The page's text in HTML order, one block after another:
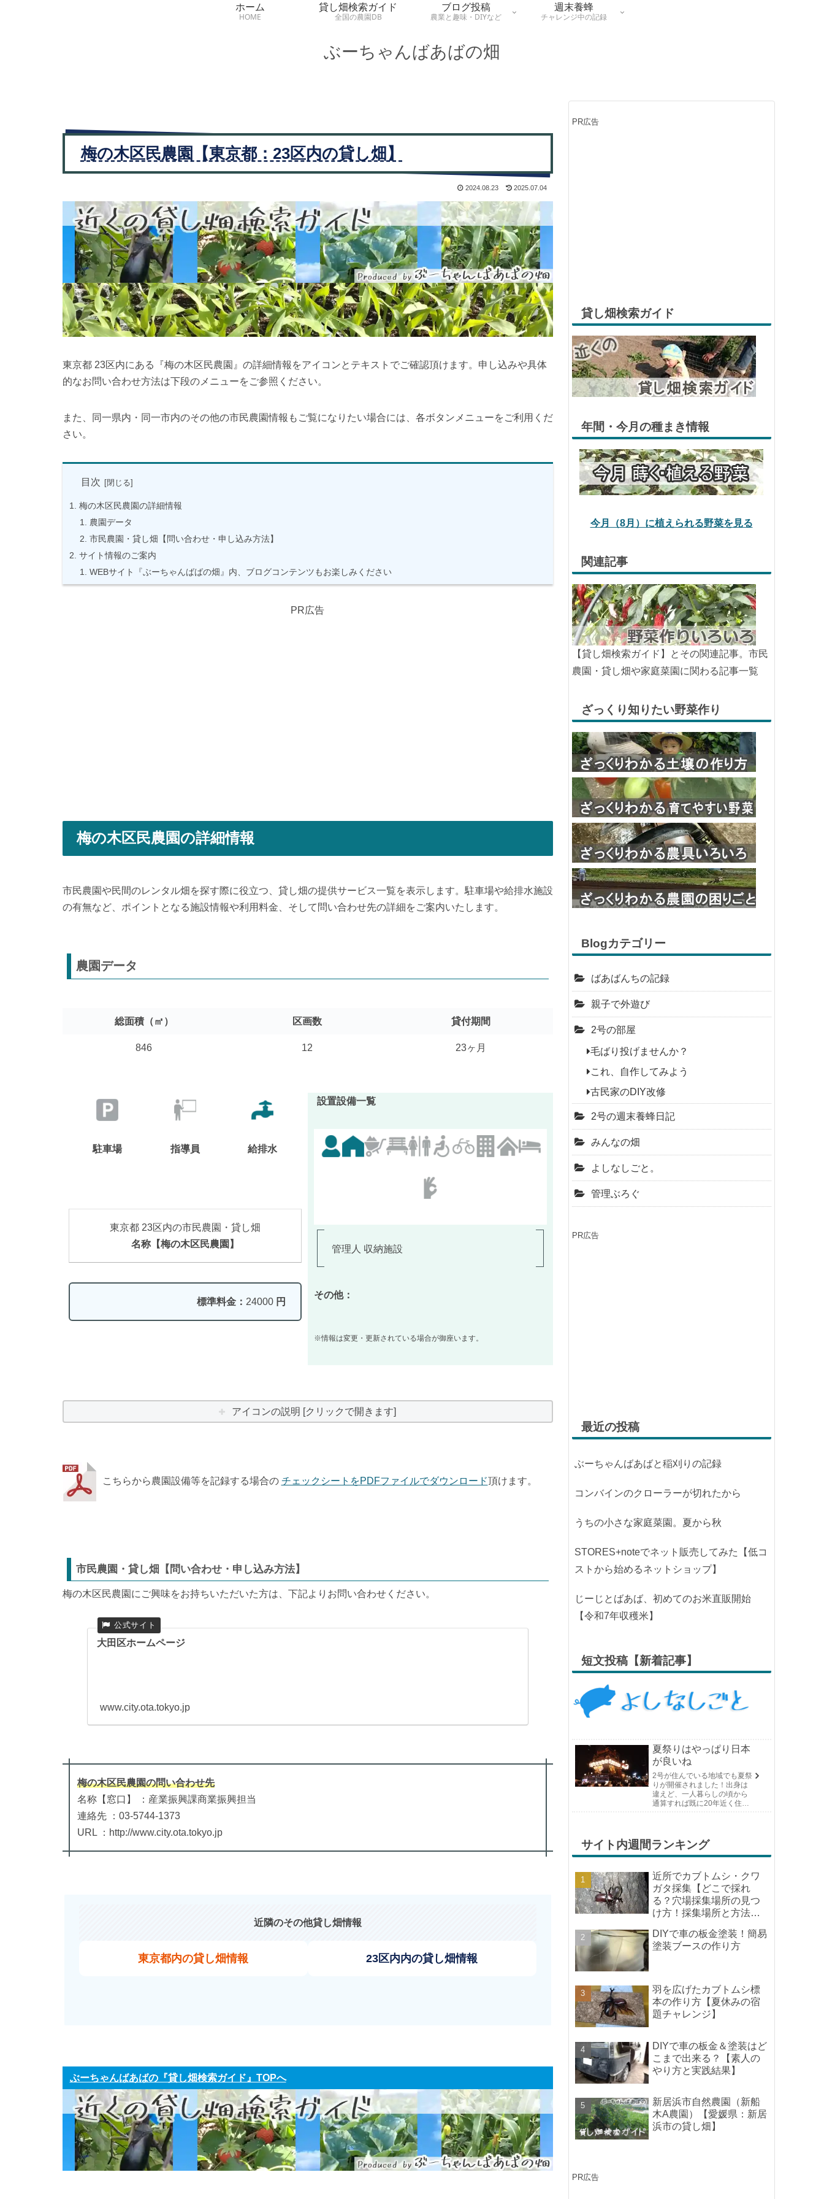
ぶーちゃんばあばの畑
ホーム
HOME
貸し畑検索ガイド
全国の農園DB
ブログ投稿
農業と趣味・DIYなど
週末養蜂
チャレンジ中の記録
梅の木区民農園【東京都：23区内の貸し畑】
2024.08.23 2025.07.04
東京都 23区内にある『梅の木区民農園』の詳細情報をアイコンとテキストでご確認頂けます。申し込みや具体
的なお問い合わせ方法は下段のメニューをご参照ください。
また、同一県内・同一市内のその他の市民農園情報もご覧になりたい場合には、各ボタンメニューをご利用くだ
さい。
目次
梅の木区民農園の詳細情報
農園データ
市民農園・貸し畑【問い合わせ・申し込み方法】
サイト情報のご案内
WEBサイト『ぶーちゃんばばの畑』内、ブログコンテンツもお楽しみください
PR広告
梅の木区民農園の詳細情報
市民農園や民間のレンタル畑を探す際に役立つ、貸し畑の提供サービス一覧を表示します。駐車場や給排水施設
の有無など、ポイントとなる施設情報や利用料金、そして問い合わせ先の詳細をご案内いたします。
農園データ
総面積（㎡） 区画数 貸付期間
846 12 23ヶ月
駐車場 指導員 給排水
東京都 23区内の市民農園・貸し畑
名称【梅の木区民農園】
標準料金： 24000 円
設置設備一覧
管理人 収納施設
その他：
※情報は変更・更新されている場合が御座います。
アイコンの説明 [クリックで開きます]
こちらから農園設備等を記録する場合の チェックシートをPDFファイルでダウンロード頂けます。
市民農園・貸し畑【問い合わせ・申し込み方法】
梅の木区民農園にご興味をお持ちいただいた方は、下記よりお問い合わせください。
大田区ホームページ
www.city.ota.tokyo.jp
梅の木区民農園の問い合わせ先
名称【窓口】 ：産業振興課商業振興担当
連絡先 ：03-5744-1373
URL ：http://www.city.ota.tokyo.jp
近隣のその他貸し畑情報
東京都内の貸し畑情報 23区内内の貸し畑情報
ぶーちゃんばあばの『貸し畑検索ガイド』TOPへ
PR広告
貸し畑検索ガイド
年間・今月の種まき情報
今月（8月）に植えられる野菜を見る
関連記事
【貸し畑検索ガイド】とその関連記事。市民
農園・貸し畑や家庭菜園に関わる記事一覧
ざっくり知りたい野菜作り
Blogカテゴリー
ばあばんちの記録
親子で外遊び
2号の部屋
毛ばり投げませんか？
これ、自作してみよう
古民家のDIY改修
2号の週末養蜂日記
みんなの畑
よしなしごと。
管理ぶろぐ
PR広告
最近の投稿
ぶーちゃんばあばと稲刈りの記録
コンバインのクローラーが切れたから
うちの小さな家庭菜園。夏から秋
STORES+noteでネット販売してみた【低コ
ストから始めるネットショップ】
じーじとばあば、初めてのお米直販開始
【令和7年収穫米】
短文投稿【新着記事】
夏祭りはやっぱり日本
が良いね
2号が住んでいる地域でも夏祭
りが開催されました！出身は
違えど、一人暮らしの頃から
通算すれば既に20年近く住ん
す。そして、それは2号嫁も同
じようで、夏祭りが近いづい...
サイト内週間ランキング
近所でカブトムシ・クワ
ガタ採集【どこで採れ
る？穴場採集場所の見つ
け方！採集場所と方法や
DIYで車の板金塗装！簡易
塗装ブースの作り方
羽を広げたカブトムシ標
本の作り方【夏休みの宿
題チャレンジ】
DIYで車の板金＆塗装はど
こまで出来る？【素人の
やり方と実践結果】
新居浜市自然農園（新船
木A農園）【愛媛県：新居
浜市の貸し畑】
PR広告